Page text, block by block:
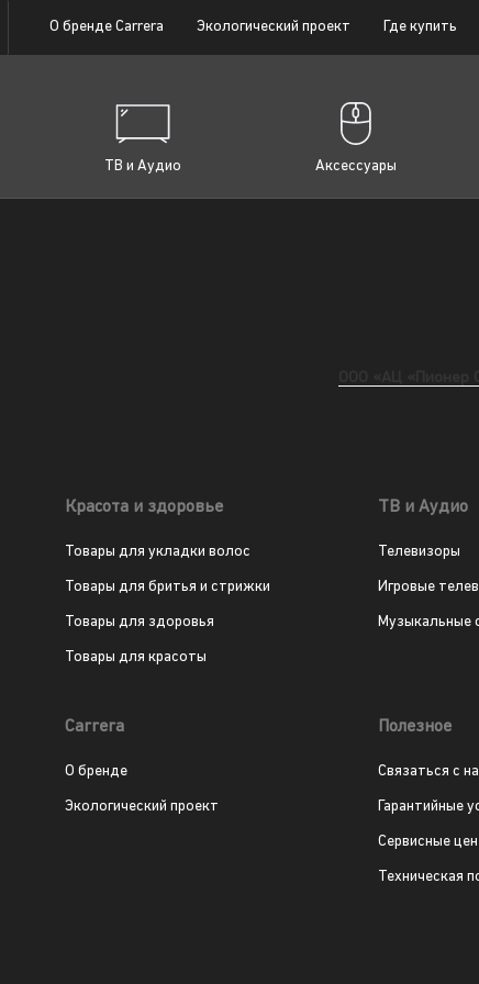
О бренде Carrera Экологический проект Где купить
ТВ и Аудио Аксессуары
Красота и здоровье
Товары для укладки волос
Товары для бритья и стрижки
Товары для здоровья
Товары для красоты
ТВ и Аудио
Телевизоры
Игровые
Музыкальные
Carrera
О бренде
Экологический проект
Полезное
Связаться с
Гарантийные
Сервисные
Техническая